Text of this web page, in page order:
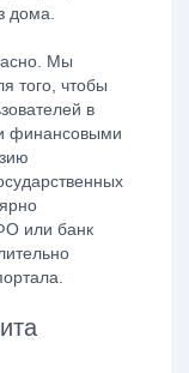
дома.
Мы
того, чтобы
в
финансовыми
или банк